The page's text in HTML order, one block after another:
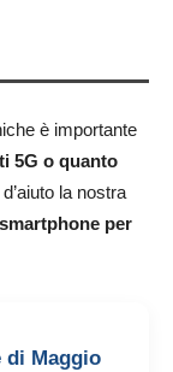
è importante
5G o quanto
la nostra
per
di Maggio